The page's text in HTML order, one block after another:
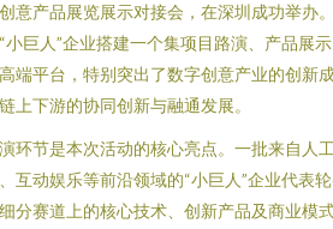
意产品展览展示对接会，在深圳成功举办
小巨人”企业搭建一个集项目路演、产品展
端平台，特别突出了数字创意产业的创新
上下游的协同创新与融通发展。
环节是本次活动的核心亮点。一批来自人
互动娱乐等前沿领域的“小巨人”企业代表
分赛道上的核心技术、创新产品及商业模